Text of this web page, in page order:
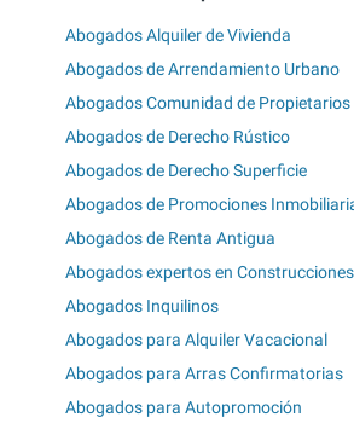
Abogados Alquiler de Vivienda
Abogados de Arrendamiento Urbano
Abogados Comunidad de Propietarios
Abogados de Derecho Rústico
Abogados de Derecho Superficie
Abogados de Promociones
Abogados de Renta Antigua
Abogados expertos en Construcciones
Abogados Inquilinos
Abogados para Alquiler Vacacional
Abogados para Arras Confirmatorias
Abogados para Autopromoción